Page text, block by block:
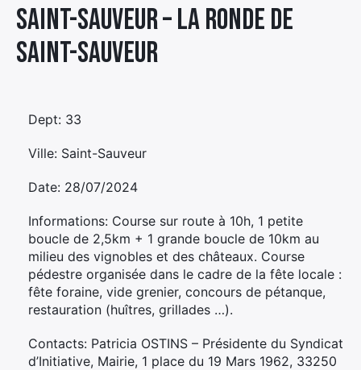
Saint-Sauveur – LA RONDE DE
SAINT-SAUVEUR
Dept: 33
Ville: Saint-Sauveur
Date: 28/07/2024
Informations: Course sur route à 10h, 1 petite
boucle de 2,5km + 1 grande boucle de 10km au
milieu des vignobles et des châteaux. Course
pédestre organisée dans le cadre de la fête locale :
fête foraine, vide grenier, concours de pétanque,
restauration (huîtres, grillades …).
Contacts: Patricia OSTINS – Présidente du Syndicat
d’Initiative, Mairie, 1 place du 19 Mars 1962, 33250
de
menu
Élément
de
Élément
de